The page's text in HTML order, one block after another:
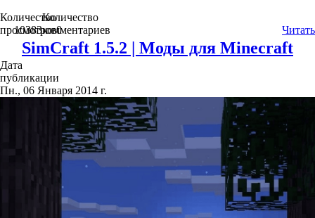
Количество
просмотров
10383
Количество
комментариев
0 Читать
SimCraft 1.5.2 | Моды для Minecraft
Дата
публикации
Пн., 06 Января 2014 г.